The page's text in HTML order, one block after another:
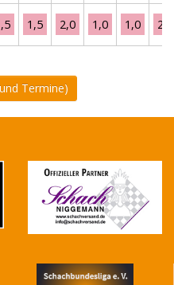
1,5 2,0 1,0 1,0 2,0
Termine)